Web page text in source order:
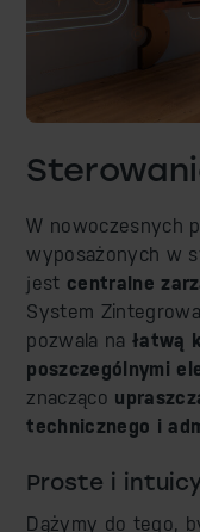
W nowoczesnych
wyposażonych w
jest centralne
System
pozwala na łatwą
poszczególnymi
znacząco
technicznego i
Proste i
Dążymy do tego,